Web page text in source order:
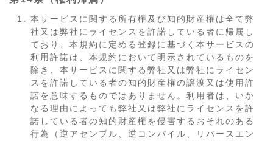
本サービスに関する所有権及び知的財産権は全て弊
社又は弊社にライセンスを許諾している者に帰属し
ており、本規約に定める登録に基づく本サービスの
利用許諾は、本規約において明示されているものを
除き、本サービスに関する弊社又は弊社にライセン
スを許諾している者の知的財産権の譲渡又は使用許
諾を意味するものではありません。利用者は、いか
なる理由によっても弊社又は弊社にライセンスを許
諾している者の知的財産権を侵害するおそれのある
行為（逆アセンブル、逆コンパイル、リバースエン